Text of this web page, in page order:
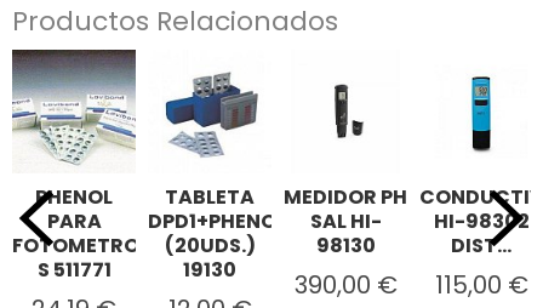
Productos Relacionados
PHENOL
PARA
FOTOMETRO
S 511771
TABLETA
DPD1+PHENOL
(20UDS.)
19130
MEDIDOR PH
SAL HI-
98130
390,00 €
HI-98302
DIST...
115,00 €